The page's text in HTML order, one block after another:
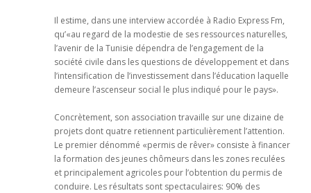
Il estime, dans une interview accordée à Radio Express Fm,
qu’«au regard de la modestie de ses ressources naturelles,
l’avenir de la Tunisie dépendra de l’engagement de la
société civile dans les questions de développement et dans
l’intensification de l’investissement dans l’éducation laquelle
demeure l’ascenseur social le plus indiqué pour le pays».
Concrètement, son association travaille sur une dizaine de
projets dont quatre retiennent particulièrement l’attention.
Le premier dénommé «permis de rêver» consiste à financer
la formation des jeunes chômeurs dans les zones reculées
et principalement agricoles pour l’obtention du permis de
conduire. Les résultats sont spectaculaires: 90% des